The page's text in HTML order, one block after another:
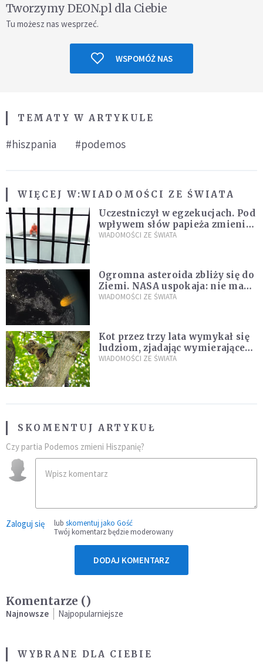
Tworzymy DEON.pl dla Ciebie
Tu możesz nas wesprzeć.
WSPOMÓŻ NAS
TEMATY W ARTYKULE
#hiszpania #podemos
WIĘCEJ W:WIADOMOŚCI ZE ŚWIATA
Uczestniczył w egzekucjach. Pod
wpływem słów papieża zmienił
zdanie
WIADOMOŚCI ZE ŚWIATA
Ogromna asteroida zbliży się do
Ziemi. NASA uspokaja: nie ma
zagrożenia
WIADOMOŚCI ZE ŚWIATA
Kot przez trzy lata wymykał się
ludziom, zjadając wymierające
kaczki. W końcu popełnił
WIADOMOŚCI ZE ŚWIATA
SKOMENTUJ ARTYKUŁ
Czy partia Podemos zmieni Hiszpanię?
Zaloguj się lub skomentuj jako Gość
Twój komentarz będzie moderowany
DODAJ KOMENTARZ
Komentarze ()
Najnowsze Najpopularniejsze
WYBRANE DLA CIEBIE